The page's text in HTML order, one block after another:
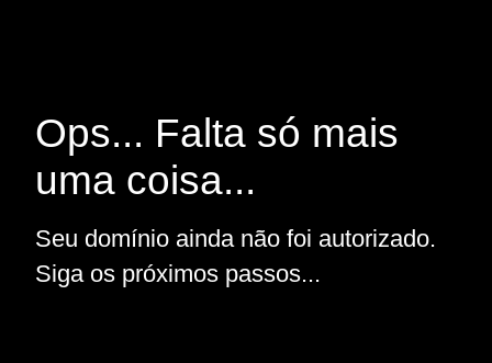
Ops... Falta só mais
uma coisa...
Seu domínio ainda não foi autorizado.
Siga os próximos passos...